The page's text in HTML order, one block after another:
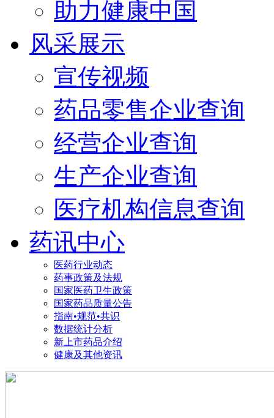
助力健康中国
风采展示
宣传视频
药品零售企业查询
经营企业查询
生产企业查询
医疗机构信息查询
药讯中心
医药行业动态
药事政策及法规
国家医药卫生政策
国家药品质量公告
指南•规范•共识
数据统计分析
新上市药品介绍
健康及其他资讯